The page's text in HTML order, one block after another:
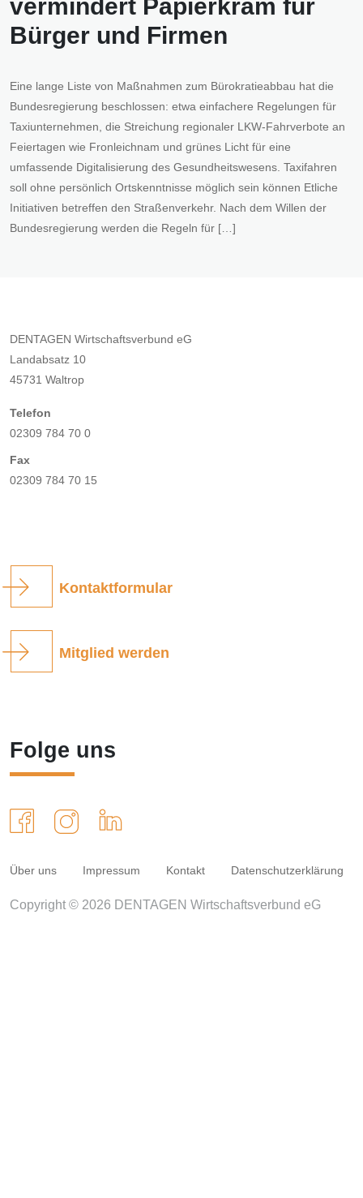
vermindert Papierkram für
Bürger und Firmen
Eine lange Liste von Maßnahmen zum Bürokratieabbau hat die
Bundesregierung beschlossen: etwa einfachere Regelungen für
Taxiunternehmen, die Streichung regionaler LKW-Fahrverbote an
Feiertagen wie Fronleichnam und grünes Licht für eine
umfassende Digitalisierung des Gesundheitswesens. Taxifahren
soll ohne persönlich Ortskenntnisse möglich sein können Etliche
Initiativen betreffen den Straßenverkehr. Nach dem Willen der
Bundesregierung werden die Regeln für […]
DENTAGEN Wirtschaftsverbund eG
Landabsatz 10
45731 Waltrop
Telefon
02309 784 70 0
Fax
02309 784 70 15
Kontaktformular
Mitglied werden
Folge uns
Über uns Impressum Kontakt Datenschutzerklärung
Copyright © 2026 DENTAGEN Wirtschaftsverbund eG